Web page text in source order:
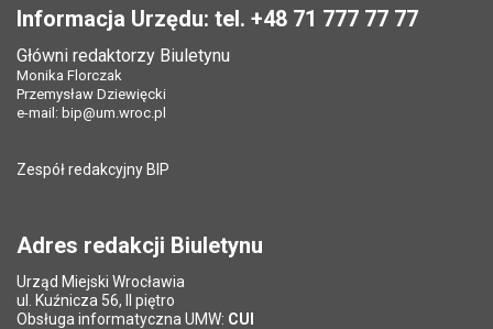
Informacja Urzędu: tel. +48 71 777 77 77
Główni redaktorzy Biuletynu
Monika Florczak
Przemysław Dziewięcki
e-mail: bip@um.wroc.pl
Zespół redakcyjny BIP
Adres redakcji Biuletynu
Urząd Miejski Wrocławia
ul. Kuźnicza 56, II piętro
Obsługa informatyczna UMW: CUI